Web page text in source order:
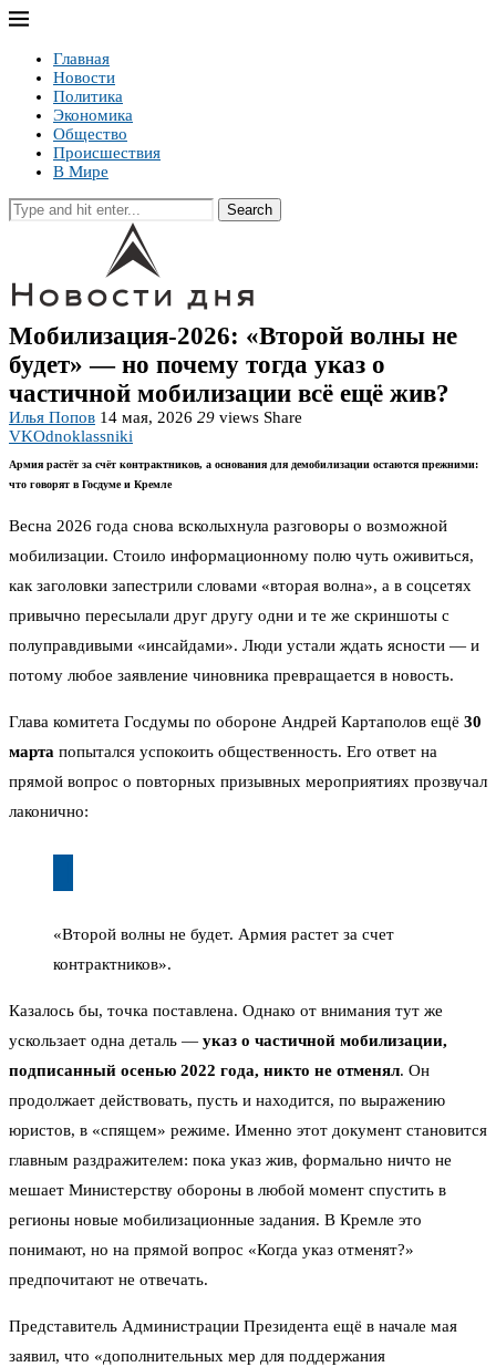
Главная
Новости
Политика
Экономика
Общество
Происшествия
В Мире
Search
Мобилизация-2026: «Второй волны не
будет» — но почему тогда указ о
частичной мобилизации всё ещё жив?
Илья Попов 14 мая, 2026 29 views Share
VKOdnoklassniki
Армия растёт за счёт контрактников, а основания для демобилизации остаются прежними:
что говорят в Госдуме и Кремле
Весна 2026 года снова всколыхнула разговоры о возможной
мобилизации. Стоило информационному полю чуть оживиться,
как заголовки запестрили словами «вторая волна», а в соцсетях
привычно пересылали друг другу одни и те же скриншоты с
полуправдивыми «инсайдами». Люди устали ждать ясности — и
потому любое заявление чиновника превращается в новость.
Глава комитета Госдумы по обороне Андрей Картаполов ещё 30
марта попытался успокоить общественность. Его ответ на
прямой вопрос о повторных призывных мероприятиях прозвучал
лаконично:
«Второй волны не будет. Армия растет за счет
контрактников».
Казалось бы, точка поставлена. Однако от внимания тут же
ускользает одна деталь — указ о частичной мобилизации,
подписанный осенью 2022 года, никто не отменял. Он
продолжает действовать, пусть и находится, по выражению
юристов, в «спящем» режиме. Именно этот документ становится
главным раздражителем: пока указ жив, формально ничто не
мешает Министерству обороны в любой момент спустить в
регионы новые мобилизационные задания. В Кремле это
понимают, но на прямой вопрос «Когда указ отменят?»
предпочитают не отвечать.
Представитель Администрации Президента ещё в начале мая
заявил, что «дополнительных мер для поддержания